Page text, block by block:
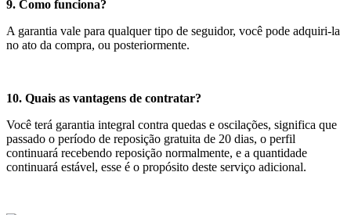
9. Como funciona?
A garantia vale para qualquer tipo de seguidor, você pode adquiri-la
no ato da compra, ou posteriormente.
10. Quais as vantagens de contratar?
Você terá garantia integral contra quedas e oscilações, significa que
passado o período de reposição gratuita de 20 dias, o perfil
continuará recebendo reposição normalmente, e a quantidade
continuará estável, esse é o propósito deste serviço adicional.